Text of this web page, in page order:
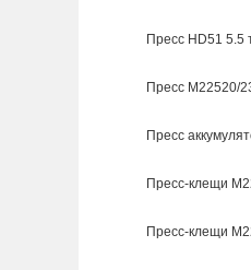
Пресс HD51 5.5
Пресс M22520/
Пресс
Пресс-клещи
Пресс-клещи